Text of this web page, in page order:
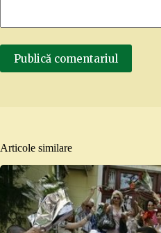
Publică comentariul
Articole similare